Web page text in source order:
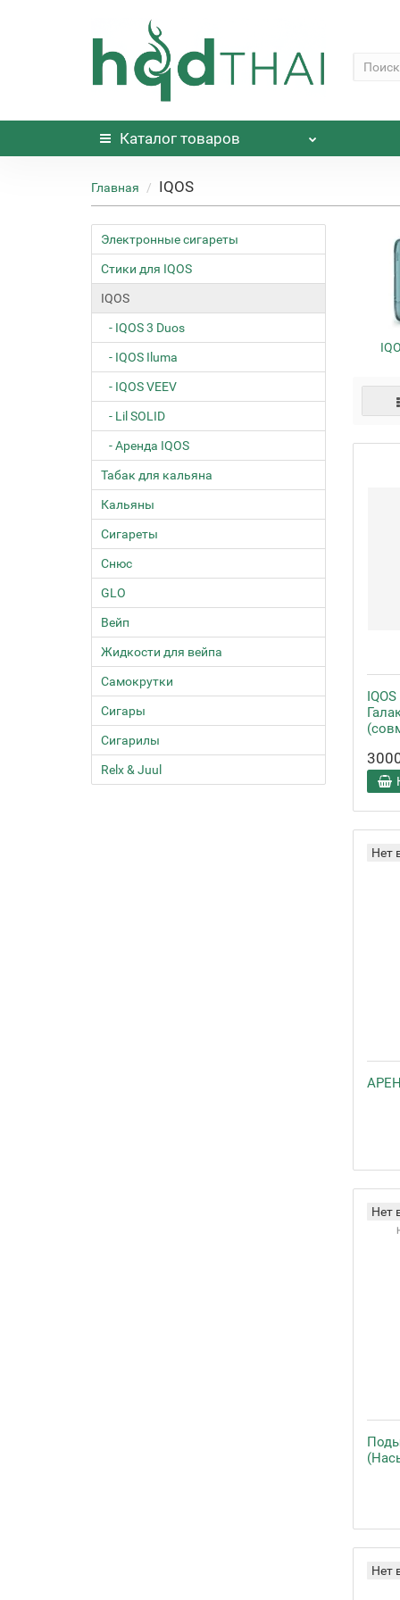
Каталог товаров
Главная IQOS
Электронные сигареты
Стики для IQOS
IQOS
- IQOS 3 Duos
- IQOS Iluma
- IQOS VEEV
- Lil SOLID
- Аренда IQOS
Табак для кальяна
Кальяны
Сигареты
Снюс
GLO
Вейп
Жидкости для вейпа
Самокрутки
Сигары
Сигарилы
Relx & Juul
Нет
Нет
Нет